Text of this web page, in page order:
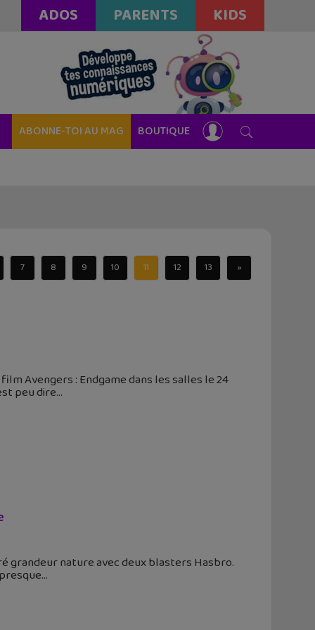
ADOS PARENTS KIDS
ABONNE-TOI AU MAG BOUTIQUE
7 8 9 10 11 12 13 »
Avengers : Endgame dans les salles le 24
peu dire
grandeur nature avec deux blasters Hasbro.